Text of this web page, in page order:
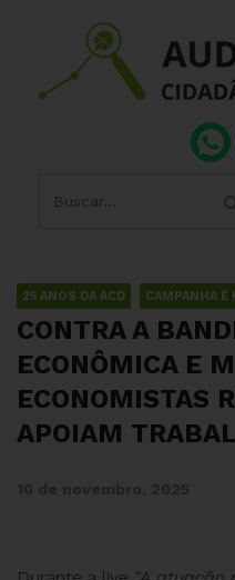
25 ANOS DA ACD CAMPANHA É
CONTRA A
ECONÔMICA E
ECONOMISTAS
APOIAM